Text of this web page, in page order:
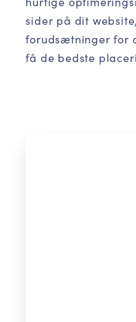
sider på dit
forudsætninger for
få de bedste